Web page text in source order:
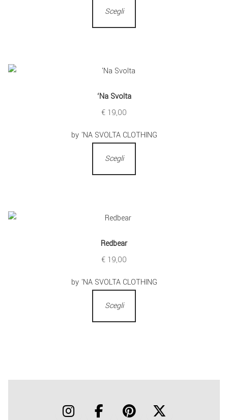
Scegli
‘Na Svolta
€ 19,00
by 'NA SVOLTA CLOTHING
Scegli
Redbear
€ 19,00
by 'NA SVOLTA CLOTHING
Scegli